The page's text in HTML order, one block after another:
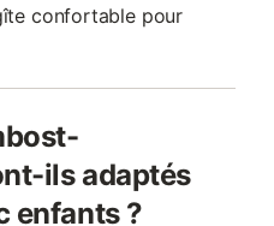
confortable pour
ils adaptés
enfants ?